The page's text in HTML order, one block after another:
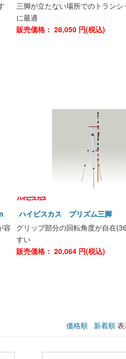
三脚が立たない場所でのトランシ
に最適
販売価格： 28,050 円(税込)
容
ハイビスカス プリズム三脚
グリップ部分の回転角度が自在
すい
販売価格： 20,064 円(税込)
価格順 新着順